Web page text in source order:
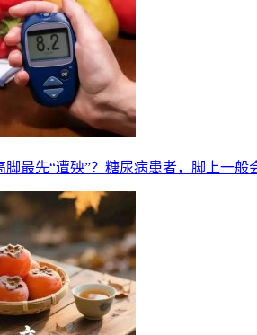
脚最先“遭殃”？糖尿病患者，脚上一般